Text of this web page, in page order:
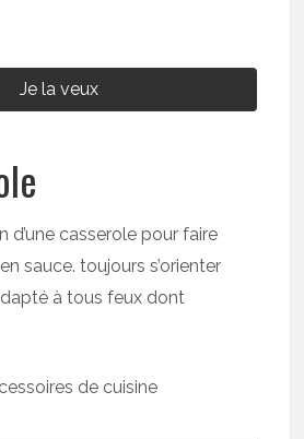
Je la veux
d’une casserole pour faire
sauce. toujours s’orienter
à tous feux dont